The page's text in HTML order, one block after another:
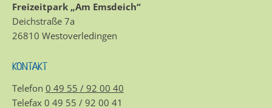
Freizeitpark „Am Emsdeich“
Deichstraße 7a
26810 Westoverledingen
KONTAKT
Telefon 0 49 55 / 92 00 40
Telefax 0 49 55 / 92 00 41